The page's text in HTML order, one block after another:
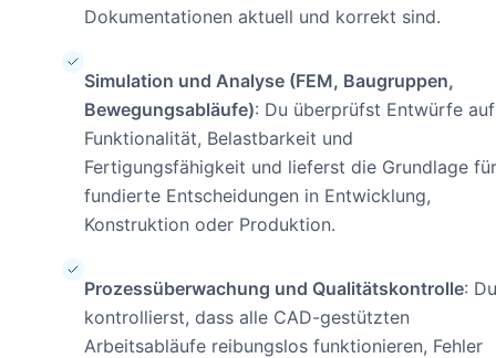
Dokumentationen aktuell und korrekt sind.
Simulation und Analyse (FEM, Baugruppen,
Bewegungsabläufe): Du überprüfst Entwürfe auf
Funktionalität, Belastbarkeit und
Fertigungsfähigkeit und lieferst die Grundlage für
fundierte Entscheidungen in Entwicklung,
Konstruktion oder Produktion.
Prozessüberwachung und Qualitätskontrolle: Du
kontrollierst, dass alle CAD-gestützten
Arbeitsabläufe reibungslos funktionieren, Fehler